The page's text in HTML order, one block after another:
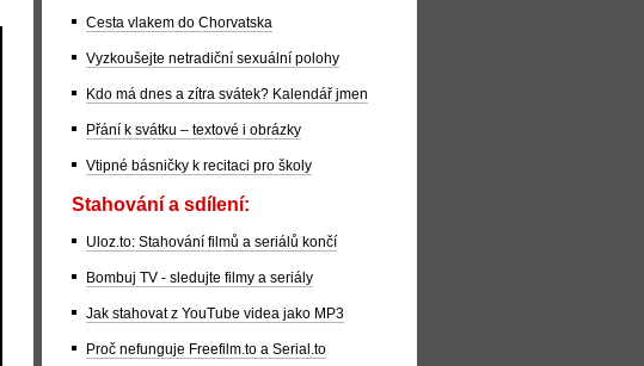
Cesta vlakem do Chorvatska
Vyzkoušejte netradiční sexuální polohy
Kdo má dnes a zítra svátek? Kalendář jmen
Přání k svátku – textové i obrázky
Vtipné básničky k recitaci pro školy
Stahování a sdílení:
Uloz.to: Stahování filmů a seriálů končí
Bombuj TV - sledujte filmy a seriály
Jak stahovat z YouTube videa jako MP3
Proč nefunguje Freefilm.to a Serial.to